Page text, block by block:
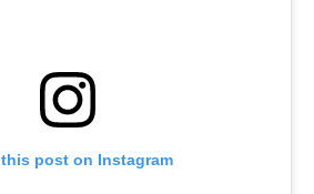
post on Instagram